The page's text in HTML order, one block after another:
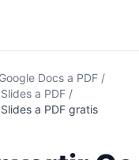
Docs a PDF /
a PDF /
a PDF gratis